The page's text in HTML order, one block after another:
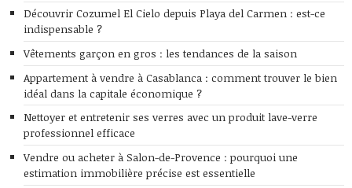
Découvrir Cozumel El Cielo depuis Playa del Carmen : est-ce
indispensable ?
Vêtements garçon en gros : les tendances de la saison
Appartement à vendre à Casablanca : comment trouver le bien
idéal dans la capitale économique ?
Nettoyer et entretenir ses verres avec un produit lave-verre
professionnel efficace
Vendre ou acheter à Salon-de-Provence : pourquoi une
estimation immobilière précise est essentielle